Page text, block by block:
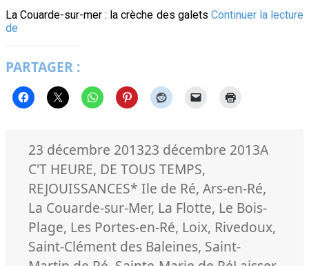
La Couarde-sur-mer : la crèche des galets Continuer la lecture
de
rétaises
PARTAGER :
Publié
le
23 décembre 201323 décembre 2013A
C'T HEURE, DE TOUS TEMPS,
REJOUISSANCESMots-
clés
* Ile de Ré,Ars-en-Ré,
La Couarde-sur-Mer, La Flotte, Le Bois-
Plage, Les Portes-en-Ré, Loix, Rivedoux,
Saint-Clément des Baleines, Saint-